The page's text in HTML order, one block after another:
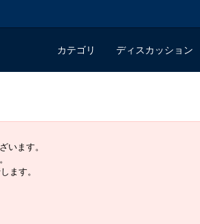
カテゴリ ディスカッション
います。
ます。